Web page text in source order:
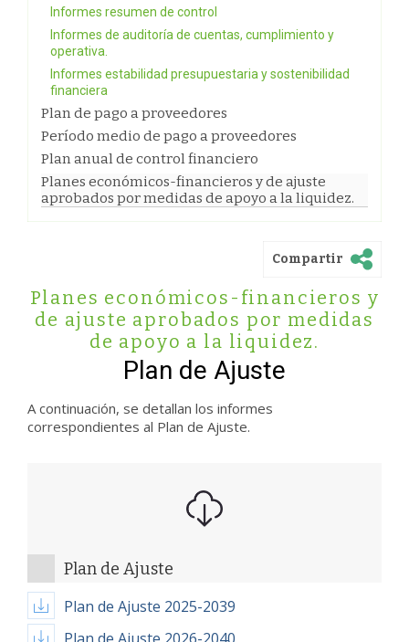
Informes resumen de control
Informes de auditoría de cuentas, cumplimiento y
operativa.
Informes estabilidad presupuestaria y sostenibilidad
financiera
Plan de pago a proveedores
Período medio de pago a proveedores
Plan anual de control financiero
Planes económicos-financieros y de ajuste
aprobados por medidas de apoyo a la liquidez.
Compartir
Planes económicos-financieros y
de ajuste aprobados por medidas
de apoyo a la liquidez.
Plan de Ajuste
A continuación, se detallan los informes
correspondientes al Plan de Ajuste.
Plan de Ajuste
Plan de Ajuste 2025-2039